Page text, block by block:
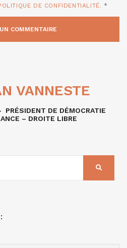
DE CONFIDENTIALITÉ. *
VANNESTE
PRÉSIDENT DE DÉMOCRATIE
– DROITE LIBRE